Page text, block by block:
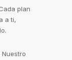
plan
a ti,
Nuestro